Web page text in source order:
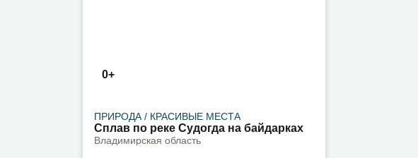
0+
ПРИРОДА / КРАСИВЫЕ МЕСТА
Сплав по реке Судогда на байдарках
Владимирская область